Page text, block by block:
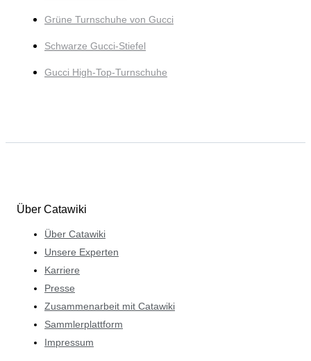
Grüne Turnschuhe von Gucci
Schwarze Gucci-Stiefel
Gucci High-Top-Turnschuhe
Über Catawiki
Über Catawiki
Unsere Experten
Karriere
Presse
Zusammenarbeit mit Catawiki
Sammlerplattform
Impressum